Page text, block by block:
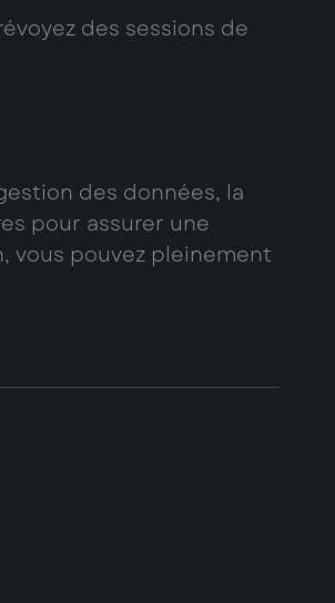
des sessions de
des données, la
pour assurer une
vous pouvez pleinement